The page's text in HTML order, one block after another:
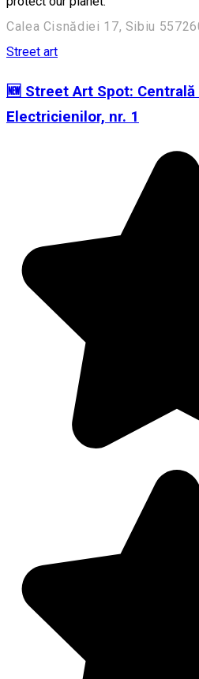
Calea Cisnădiei 17, Sibiu
Street art
🆕 Street Art Spot:
Electricienilor, nr. 1